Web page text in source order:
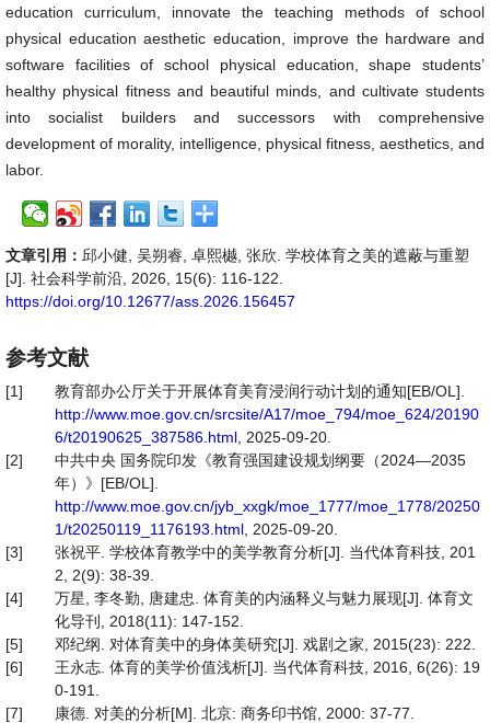
education curriculum, innovate the teaching methods of school
physical education aesthetic education, improve the hardware and
software facilities of school physical education, shape students’
healthy physical fitness and beautiful minds, and cultivate students
into socialist builders and successors with comprehensive
development of morality, intelligence, physical fitness, aesthetics, and
labor.
文章引用： 邱小健, 吴朔睿, 卓熙樾, 张欣. 学校体育之美的遮蔽与重塑
[J]. 社会科学前沿, 2026, 15(6): 116-122.
https://doi.org/10.12677/ass.2026.156457
参考文献
[1]
教育部办公厅关于开展体育美育浸润行动计划的通知[EB/OL].
http://www.moe.gov.cn/srcsite/A17/moe_794/moe_624/20190
6/t20190625_387586.html , 2025-09-20.
[2]
中共中央 国务院印发《教育强国建设规划纲要（2024—2035
年）》[EB/OL].
http://www.moe.gov.cn/jyb_xxgk/moe_1777/moe_1778/20250
1/t20250119_1176193.html , 2025-09-20.
[3]
张祝平. 学校体育教学中的美学教育分析[J]. 当代体育科技, 201
2, 2(9): 38-39.
[4]
万星, 李冬勤, 唐建忠. 体育美的内涵释义与魅力展现[J]. 体育文
化导刊, 2018(11): 147-152.
[5]
邓纪纲. 对体育美中的身体美研究[J]. 戏剧之家, 2015(23): 222.
[6]
王永志. 体育的美学价值浅析[J]. 当代体育科技, 2016, 6(26): 19
0-191.
[7]
康德. 对美的分析[M]. 北京: 商务印书馆, 2000: 37-77.